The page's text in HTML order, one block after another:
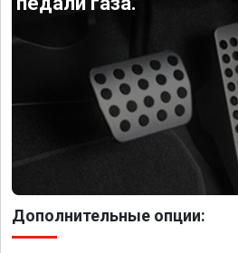
Дополнительные опции: